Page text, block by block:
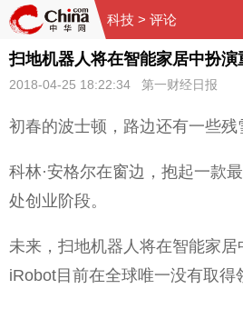
科技 > 评论
扫地机器人将在智能家居中扮演
2018-04-25 18:22:34 第一财经日报
初春的波士顿，路边还有一些残
科林·安格尔在窗边，抱起一款
处创业阶段。
未来，扫地机器人将在智能家
iRobot目前在全球唯一没有取得